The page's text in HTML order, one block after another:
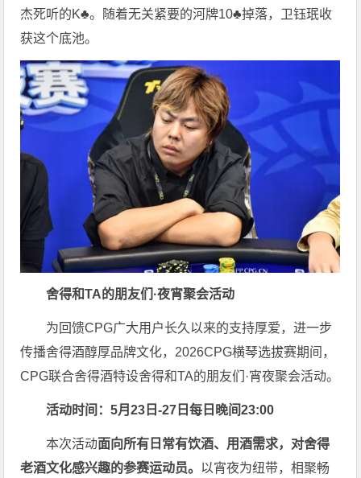
杰死听的K♣️。随着无关紧要的河牌10♣️掉落，卫钰珉收
获这个底池。
舍得和TA的朋友们·夜宵聚会活动
为回馈CPG广大用户长久以来的支持厚爱，进一步
传播舍得酒醇厚品牌文化，2026CPG横琴选拔赛期间，
CPG联合舍得酒特设舍得和TA的朋友们·宵夜聚会活动。
活动时间：5月23日-27日每日晚间23:00
本次活动面向所有日常有饮酒、用酒需求，对舍得
老酒文化感兴趣的参赛运动员。 以宵夜为纽带，相聚畅